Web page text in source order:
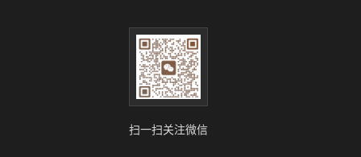
扫一扫关注微信